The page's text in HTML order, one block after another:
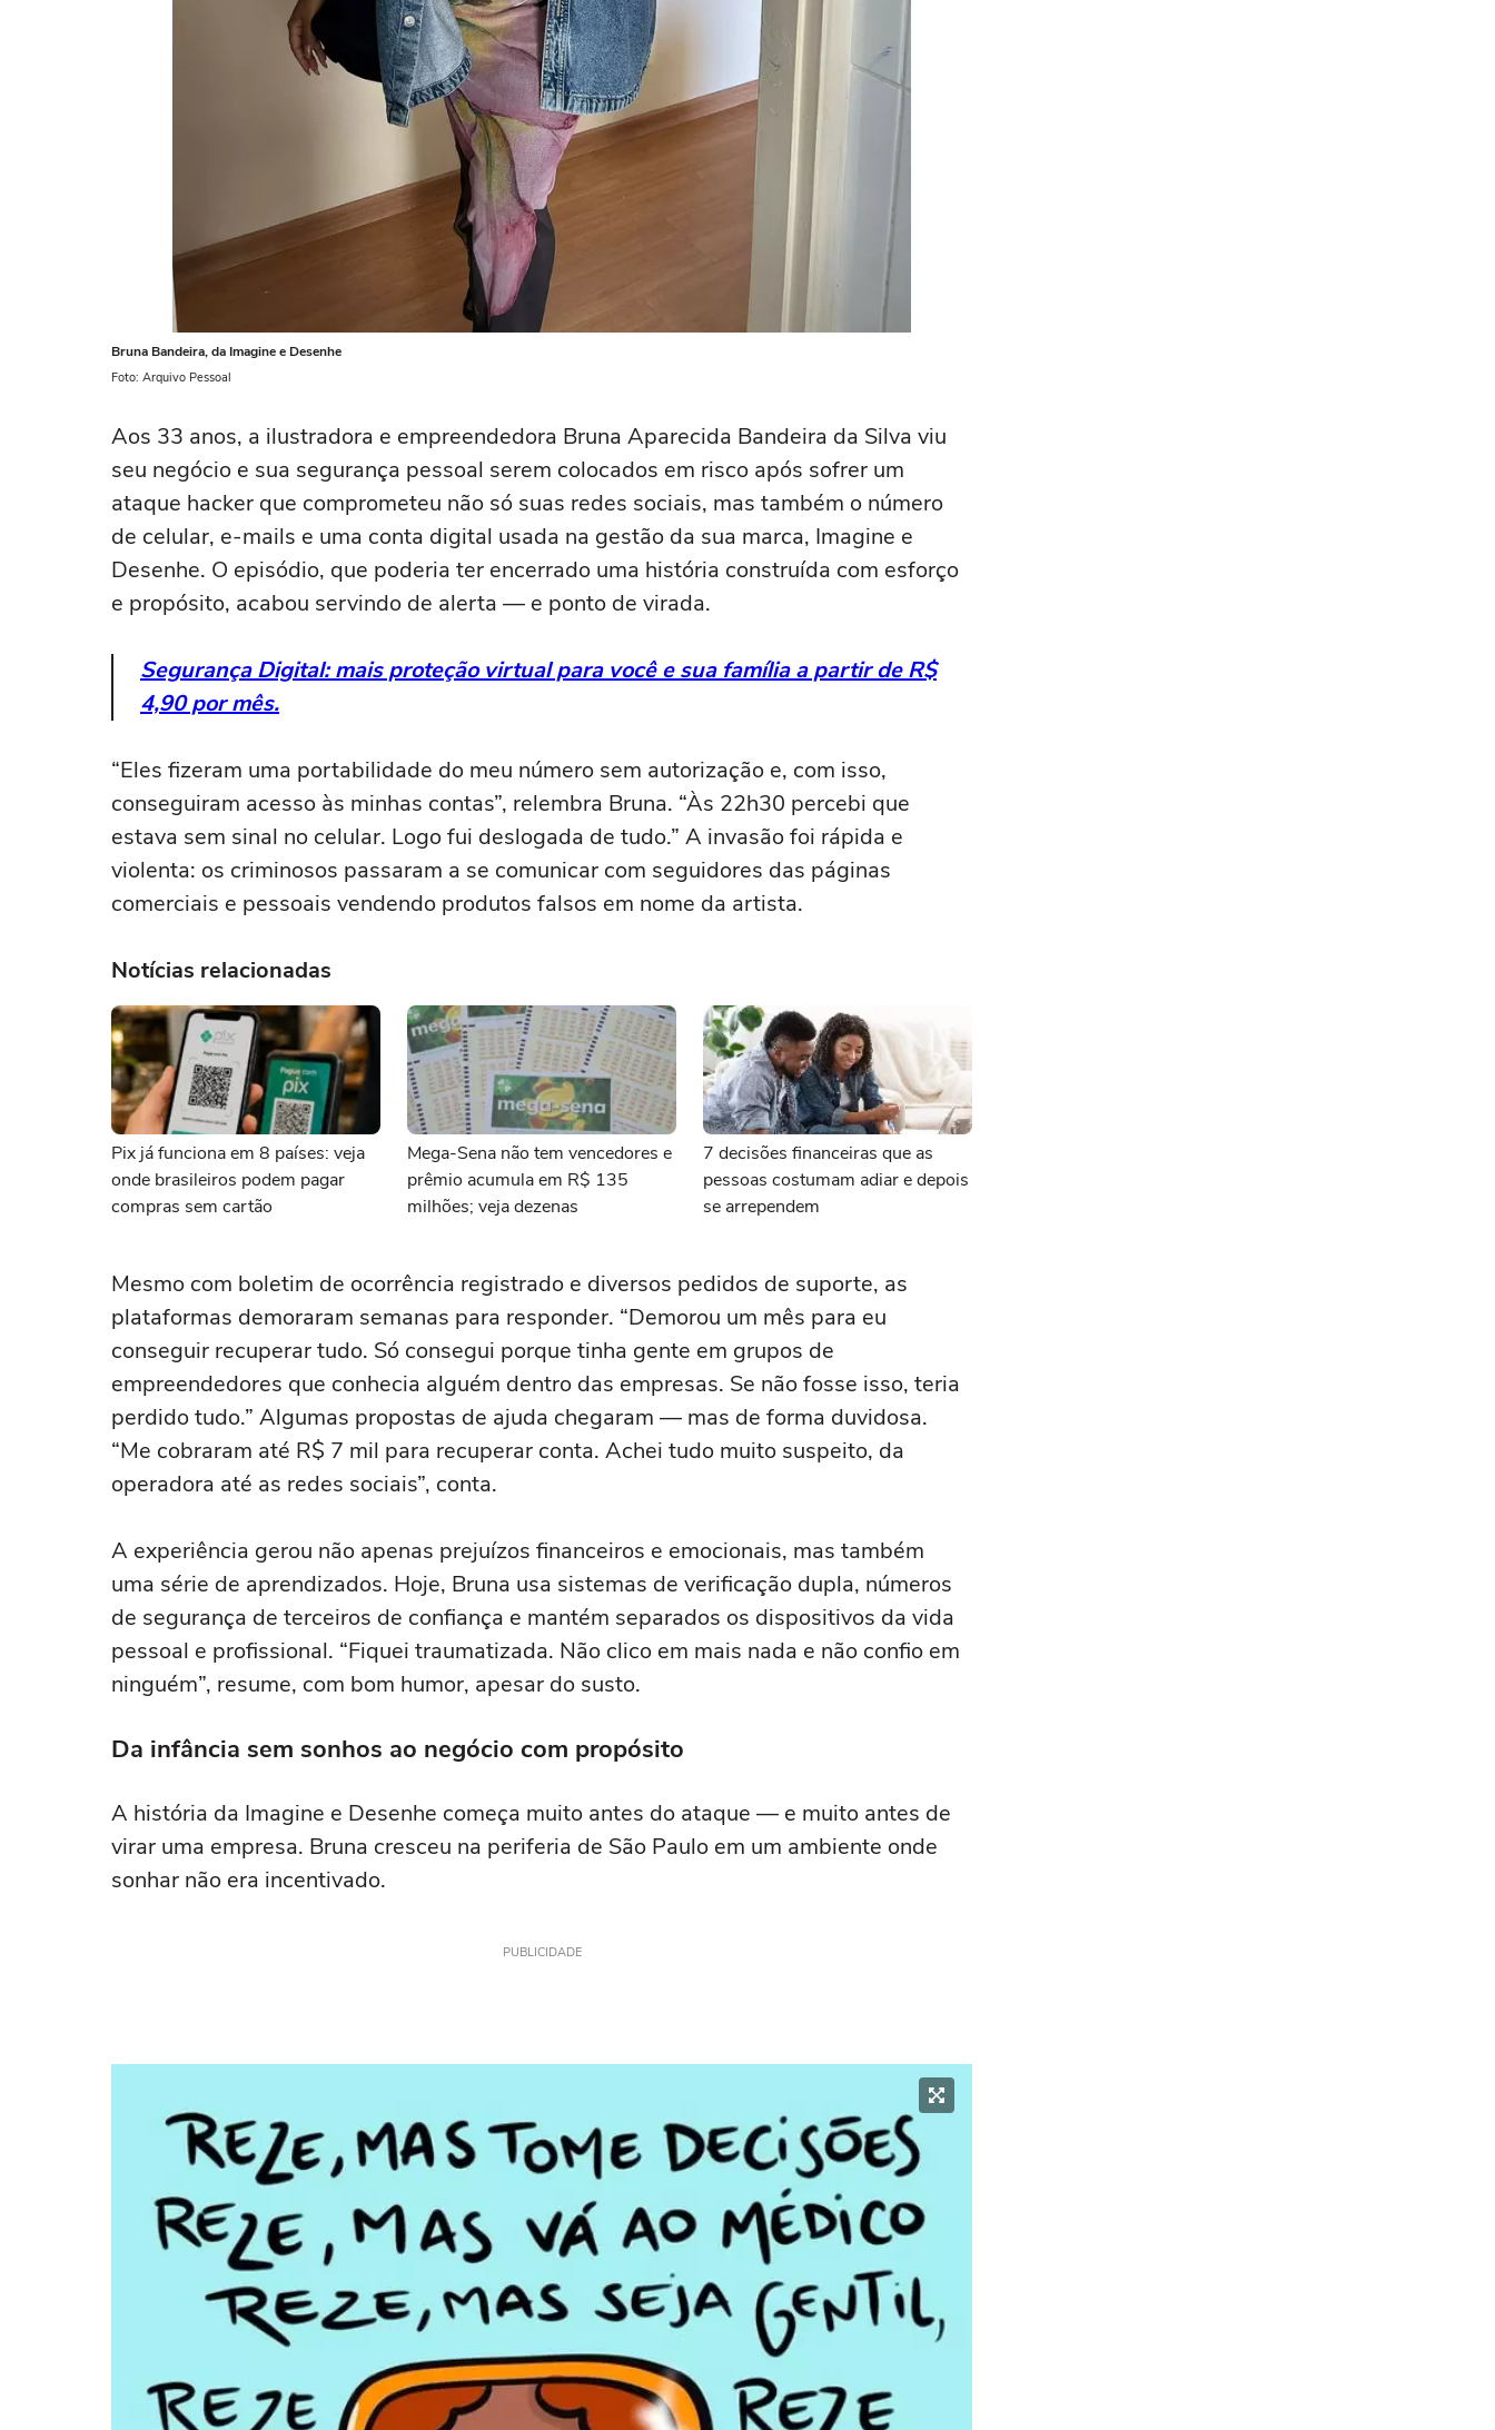
Bruna Bandeira, da Imagine e Desenhe
Foto: Arquivo Pessoal
Aos 33 anos, a ilustradora e empreendedora Bruna Aparecida Bandeira da Silva viu
seu negócio e sua segurança pessoal serem colocados em risco após sofrer um
ataque hacker que comprometeu não só suas redes sociais, mas também o número
de celular, e-mails e uma conta digital usada na gestão da sua marca, Imagine e
Desenhe. O episódio, que poderia ter encerrado uma história construída com esforço
e propósito, acabou servindo de alerta — e ponto de virada.
Segurança Digital: mais proteção virtual para você e sua família a partir de R$
4,90 por mês.
“Eles fizeram uma portabilidade do meu número sem autorização e, com isso,
conseguiram acesso às minhas contas”, relembra Bruna. “Às 22h30 percebi que
estava sem sinal no celular. Logo fui deslogada de tudo.” A invasão foi rápida e
violenta: os criminosos passaram a se comunicar com seguidores das páginas
comerciais e pessoais vendendo produtos falsos em nome da artista.
Notícias relacionadas
Pix já funciona em 8 países: veja
onde brasileiros podem pagar
compras sem cartão
Mega-Sena não tem vencedores e
prêmio acumula em R$ 135
milhões; veja dezenas
7 decisões financeiras que as
pessoas costumam adiar e depois
se arrependem
Mesmo com boletim de ocorrência registrado e diversos pedidos de suporte, as
plataformas demoraram semanas para responder. “Demorou um mês para eu
conseguir recuperar tudo. Só consegui porque tinha gente em grupos de
empreendedores que conhecia alguém dentro das empresas. Se não fosse isso, teria
perdido tudo.” Algumas propostas de ajuda chegaram — mas de forma duvidosa.
“Me cobraram até R$ 7 mil para recuperar conta. Achei tudo muito suspeito, da
operadora até as redes sociais”, conta.
A experiência gerou não apenas prejuízos financeiros e emocionais, mas também
uma série de aprendizados. Hoje, Bruna usa sistemas de verificação dupla, números
de segurança de terceiros de confiança e mantém separados os dispositivos da vida
pessoal e profissional. “Fiquei traumatizada. Não clico em mais nada e não confio em
ninguém”, resume, com bom humor, apesar do susto.
Da infância sem sonhos ao negócio com propósito
A história da Imagine e Desenhe começa muito antes do ataque — e muito antes de
virar uma empresa. Bruna cresceu na periferia de São Paulo em um ambiente onde
sonhar não era incentivado.
PUBLICIDADE